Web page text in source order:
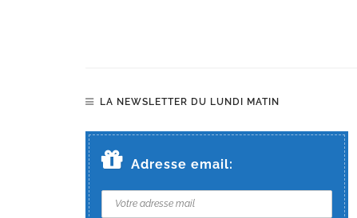
LA NEWSLETTER DU LUNDI MATIN
Adresse email: